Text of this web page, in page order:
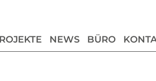
NEWS BÜRO